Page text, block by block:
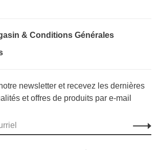
& Conditions Générales
newsletter et recevez les dernières
et offres de produits par e-mail